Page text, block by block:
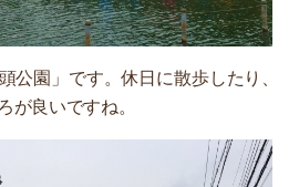
公園」です。休日に散歩したり、
が良いですね。